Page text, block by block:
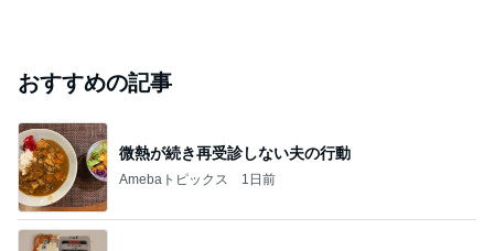
おすすめの記事
微熱が続き再受診しない夫の行動
Amebaトピックス 1日前